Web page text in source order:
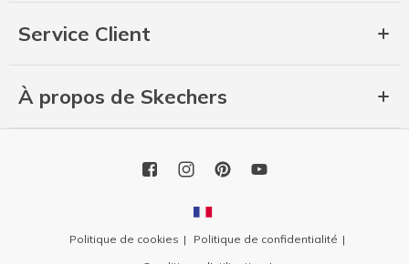
Service Client
À propos de Skechers
Politique de cookies
Politique de confidentialité